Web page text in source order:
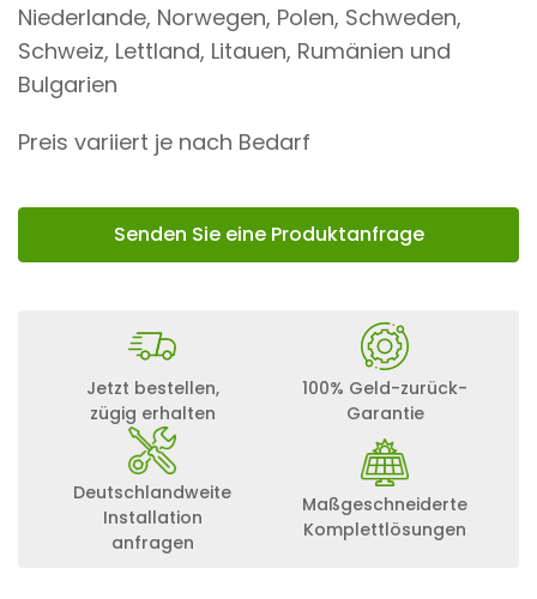
Niederlande, Norwegen, Polen, Schweden,
Schweiz, Lettland, Litauen, Rumänien und
Bulgarien
Preis variiert je nach Bedarf
Senden Sie eine Produktanfrage
Jetzt bestellen,
zügig erhalten
100% Geld-zurück-
Garantie
Deutschlandweite
Installation
anfragen
Maßgeschneiderte
Komplettlösungen